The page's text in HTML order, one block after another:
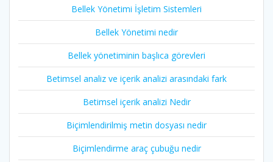
Bellek Yönetimi İşletim Sistemleri
Bellek Yönetimi nedir
Bellek yönetiminin başlıca görevleri
Betimsel analiz ve içerik analizi arasındaki fark
Betimsel içerik analizi Nedir
Biçimlendirilmiş metin dosyası nedir
Biçimlendirme araç çubuğu nedir